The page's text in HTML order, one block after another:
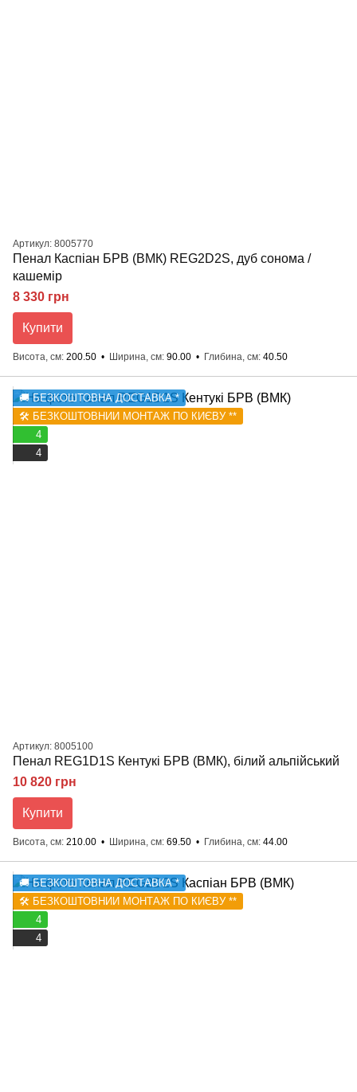
Артикул: 8005770
Пенал Каспіан БРВ (ВМК) REG2D2S, дуб сонома /
кашемір
8 330 грн
Купити
Висота, см 200.50 Ширина, см 90.00 Глибина, см 40.50
🚚 БЕЗКОШТОВНА ДОСТАВКА *
🛠️ БЕЗКОШТОВНИЙ МОНТАЖ ПО КИЄВУ **
4
4
Артикул: 8005100
Пенал REG1D1S Кентукі БРВ (ВМК), білий альпійський
10 820 грн
Купити
Висота, см 210.00 Ширина, см 69.50 Глибина, см 44.00
🚚 БЕЗКОШТОВНА ДОСТАВКА *
🛠️ БЕЗКОШТОВНИЙ МОНТАЖ ПО КИЄВУ **
4
4